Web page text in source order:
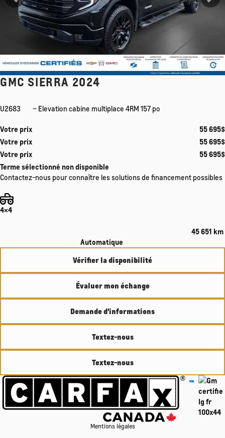
Précédent
GMC SIERRA 2024
U2683 – Elevation cabine multiplace 4RM 157 po
Votre prix 55 695$
Votre prix
55 695$
Votre prix
55 695$
Terme sélectionné non disponible
Contactez-nous pour connaître les solutions de financement possibles
4×4
Automatique
45 651 km
Vérifier la disponibilité
Évaluer mon échange
Demande d'informations
Textez-nous
Textez-nous
Mentions légales